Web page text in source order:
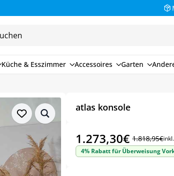
Küche & Esszimmer Accessoires Garten
atlas konsole
1.818,95€
Ursprünglicher
Preis
1.273,30€
Aktueller
Preis
4% Rabatt für Überweisung